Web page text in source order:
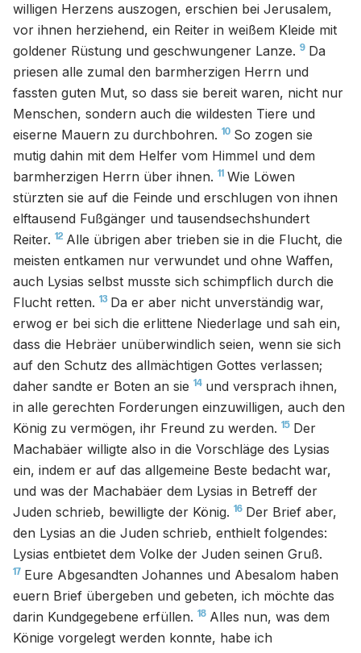
willigen Herzens auszogen, erschien bei Jerusalem,
vor ihnen herziehend, ein Reiter in weißem Kleide mit
goldener Rüstung und geschwungener Lanze. 9 Da
priesen alle zumal den barmherzigen Herrn und
fassten guten Mut, so dass sie bereit waren, nicht nur
Menschen, sondern auch die wildesten Tiere und
eiserne Mauern zu durchbohren. 10 So zogen sie
mutig dahin mit dem Helfer vom Himmel und dem
barmherzigen Herrn über ihnen. 11 Wie Löwen
stürzten sie auf die Feinde und erschlugen von ihnen
elftausend Fußgänger und tausendsechshundert
Reiter. 12 Alle übrigen aber trieben sie in die Flucht, die
meisten entkamen nur verwundet und ohne Waffen,
auch Lysias selbst musste sich schimpflich durch die
Flucht retten. 13 Da er aber nicht unverständig war,
erwog er bei sich die erlittene Niederlage und sah ein,
dass die Hebräer unüberwindlich seien, wenn sie sich
auf den Schutz des allmächtigen Gottes verlassen;
daher sandte er Boten an sie 14 und versprach ihnen,
in alle gerechten Forderungen einzuwilligen, auch den
König zu vermögen, ihr Freund zu werden. 15 Der
Machabäer willigte also in die Vorschläge des Lysias
ein, indem er auf das allgemeine Beste bedacht war,
und was der Machabäer dem Lysias in Betreff der
Juden schrieb, bewilligte der König. 16 Der Brief aber,
den Lysias an die Juden schrieb, enthielt folgendes:
Lysias entbietet dem Volke der Juden seinen Gruß.
17 Eure Abgesandten Johannes und Abesalom haben
euern Brief übergeben und gebeten, ich möchte das
darin Kundgegebene erfüllen. 18 Alles nun, was dem
Könige vorgelegt werden konnte, habe ich